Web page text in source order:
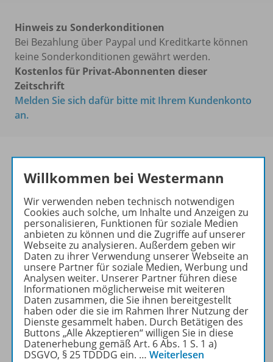
Hinweis zu Sonderkonditionen
Bei Bezahlung über Paypal und Kreditkarte können
keine Sonderkonditionen gewährt werden.
Kostenlos für Privat-Abonnenten dieser
Zeitschrift
Melden Sie sich dafür bitte mit Ihrem Kundenkonto
an.
PRAXIS
DEUTSCHUNTERRICHT
Ihr Wegweiser zu den
wichtigsten Seiten:
zu den Abo-Angeboten
zum Zeitschriftenkiosk
zum Online-Archiv
Mehr zur Zeitschrift
Willkommen bei Westermann
Wir verwenden neben technisch notwendigen
Cookies auch solche, um Inhalte und Anzeigen zu
personalisieren, Funktionen für soziale Medien
anbieten zu können und die Zugriffe auf unserer
Webseite zu analysieren. Außerdem geben wir
Daten zu ihrer Verwendung unserer Webseite an
unsere Partner für soziale Medien, Werbung und
Analysen weiter. Unserer Partner führen diese
Informationen möglicherweise mit weiteren
Daten zusammen, die Sie ihnen bereitgestellt
haben oder die sie im Rahmen Ihrer Nutzung der
Dienste gesammelt haben. Durch Betätigen des
Buttons „Alle Akzeptieren“ willigen Sie in diese
Datenerhebung gemäß Art. 6 Abs. 1 S. 1 a)
DSGVO, § 25 TDDDG ein. … Weiterlesen